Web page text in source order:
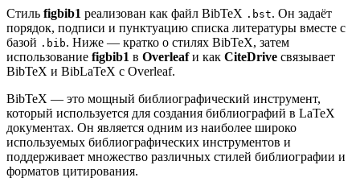
Стиль figbib1 реализован как файл BibTeX .bst. Он задаёт
порядок, подписи и пунктуацию списка литературы вместе с
базой .bib. Ниже — кратко о стилях BibTeX, затем
использование figbib1 в Overleafи как CiteDrive связывает
BibTeX и BibLaTeX с Overleaf.
BibTeX — это мощный библиографический инструмент,
который используется для создания библиографий в LaTeX
документах. Он является одним из наиболее широко
используемых библиографических инструментов и
поддерживает множество различных стилей библиографии и
форматов цитирования.